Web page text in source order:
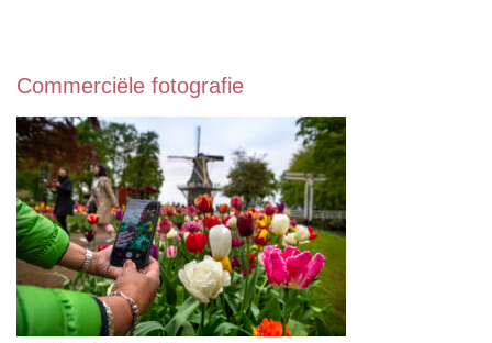
Commerciële fotografie